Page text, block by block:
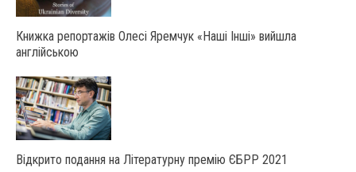
Книжка репортажів Олесі Яремчук «Наші Інші» вийшла
англійською
Відкрито подання на Літературну премію ЄБРР 2021